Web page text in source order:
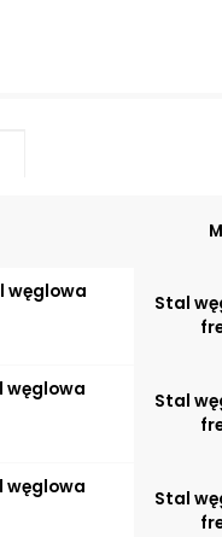
temperatura pracy
zmniejszonym
węglowa
Stal
węglowa
Stal
węglowa
Stal